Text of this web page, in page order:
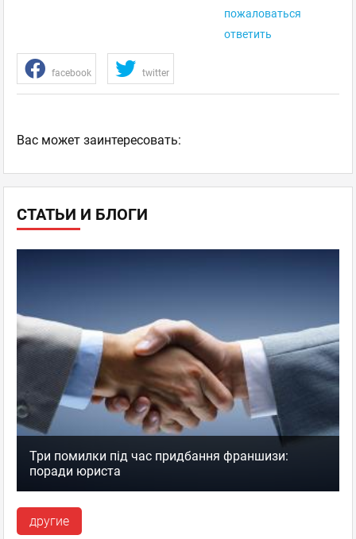
СТАТЬИ И БЛОГИ
Три помилки під час придбання франшизи:
поради юриста
другие
пожаловаться
ответить
facebook twitter
Ваc может заинтересовать: